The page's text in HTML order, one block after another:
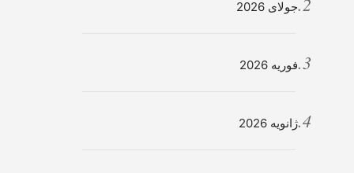
جولای 2026
فوریه 2026
ژانویه 2026